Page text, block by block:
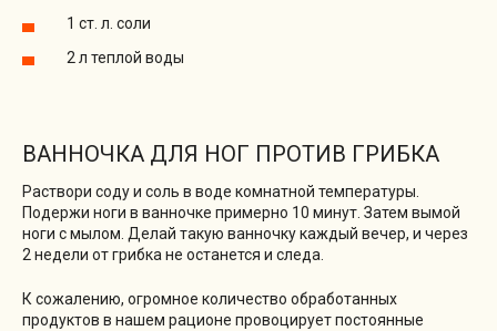
1 ст. л. соли
2 л теплой воды
ВАННОЧКА ДЛЯ НОГ ПРОТИВ ГРИБКА
Раствори соду и соль в воде комнатной температуры.
Подержи ноги в ванночке примерно 10 минут. Затем вымой
ноги с мылом. Делай такую ванночку каждый вечер, и через
2 недели от грибка не останется и следа.
К сожалению, огромное количество обработанных
продуктов в нашем рационе провоцирует постоянные